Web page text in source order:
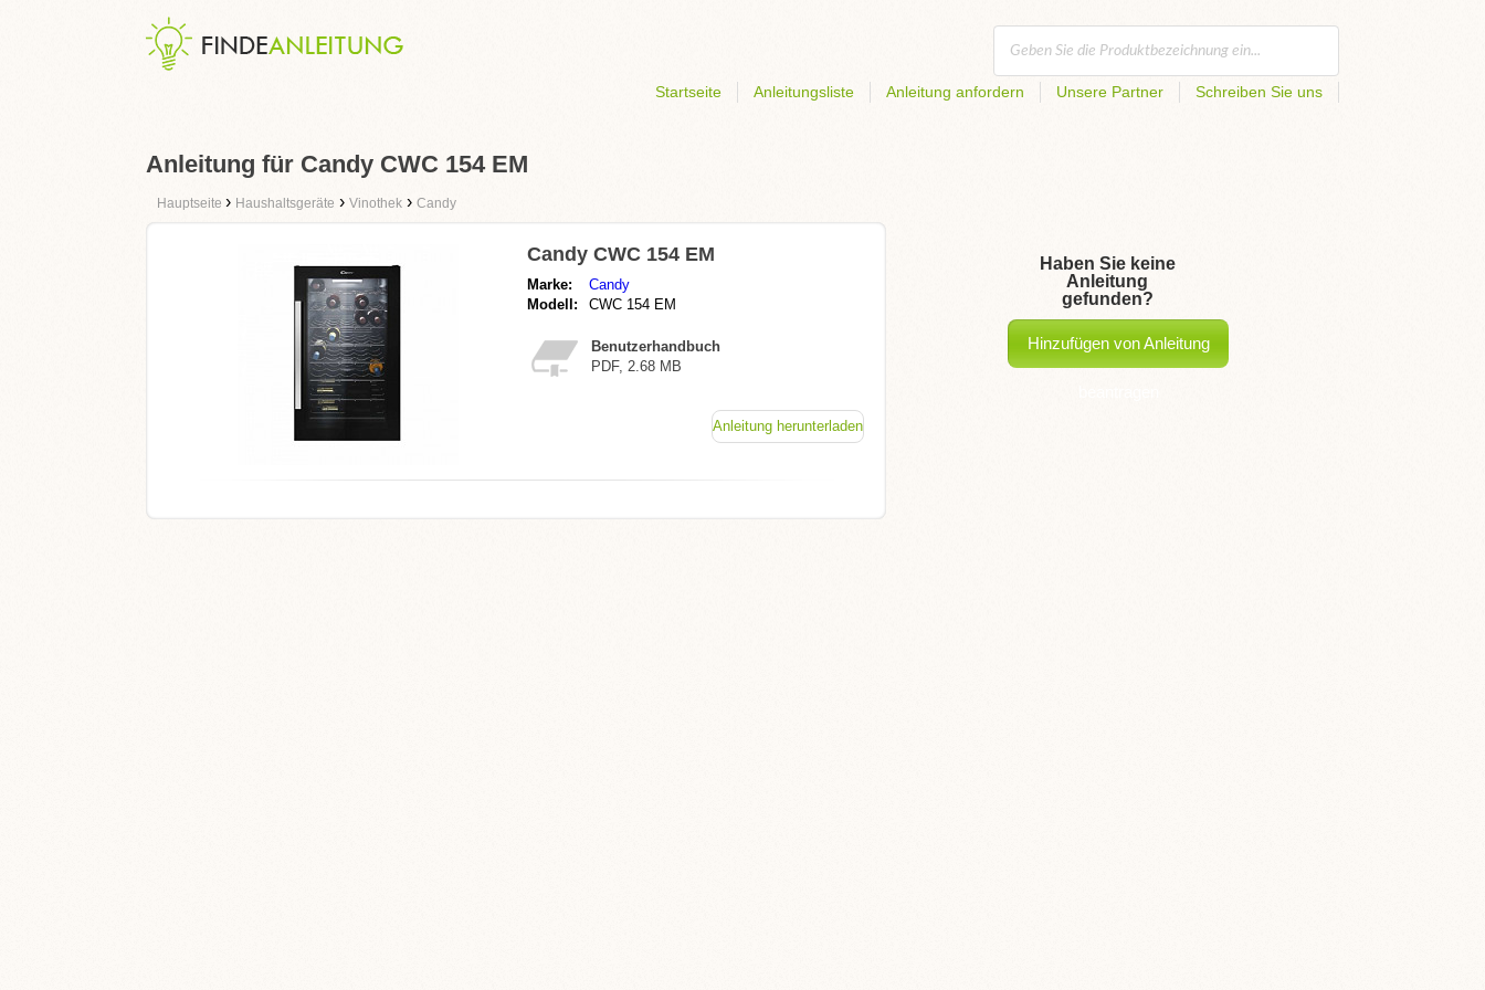
Startseite Anleitungsliste Anleitung anfordern Unsere Partner Schreiben Sie uns
Anleitung für Candy CWC 154 EM
Hauptseite › Haushaltsgeräte › Vinothek › Candy
Candy CWC 154 EM
Marke:
Candy
Modell:
CWC 154 EM
Benutzerhandbuch
PDF, 2.68 MB
Anleitung herunterladen
Haben Sie keine
Anleitung
gefunden?
Hinzufügen von Anleitung